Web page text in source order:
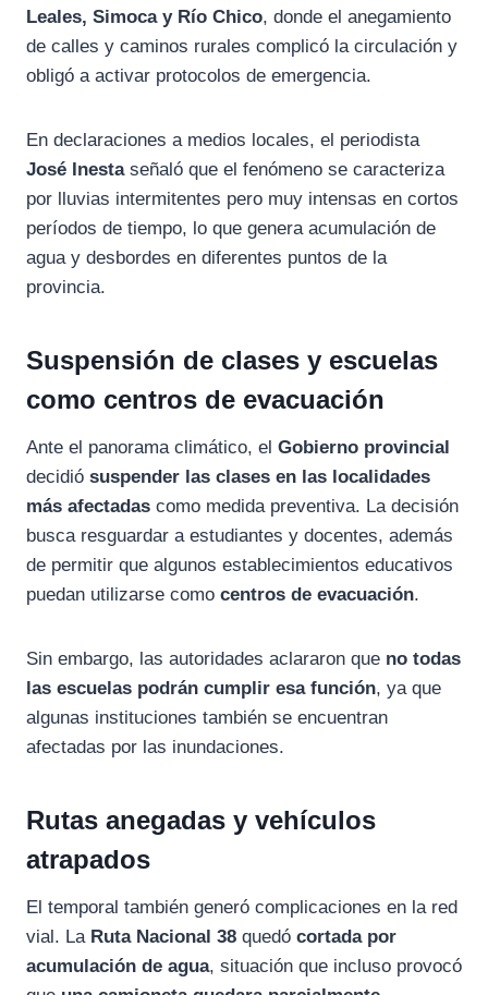
Leales, Simoca y Río Chico, donde el anegamiento
de calles y caminos rurales complicó la circulación y
obligó a activar protocolos de emergencia.
En declaraciones a medios locales, el periodista
José Inestaseñaló que el fenómeno se caracteriza
por lluvias intermitentes pero muy intensas en cortos
períodos de tiempo, lo que genera acumulación de
agua y desbordes en diferentes puntos de la
provincia.
Suspensión de clases y escuelas
como centros de evacuación
Ante el panorama climático, el Gobierno provincial
decidió suspender las clases en las localidades
más afectadas como medida preventiva. La decisión
busca resguardar a estudiantes y docentes, además
de permitir que algunos establecimientos educativos
puedan utilizarse como centros de evacuación.
Sin embargo, las autoridades aclararon que no todas
las escuelas podrán cumplir esa función, ya que
algunas instituciones también se encuentran
afectadas por las inundaciones.
Rutas anegadas y vehículos
atrapados
El temporal también generó complicaciones en la red
vial. La Ruta Nacional 38 quedó cortada por
acumulación de agua, situación que incluso provocó